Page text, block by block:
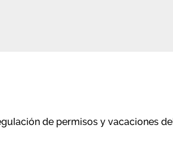
de permisos y vacaciones